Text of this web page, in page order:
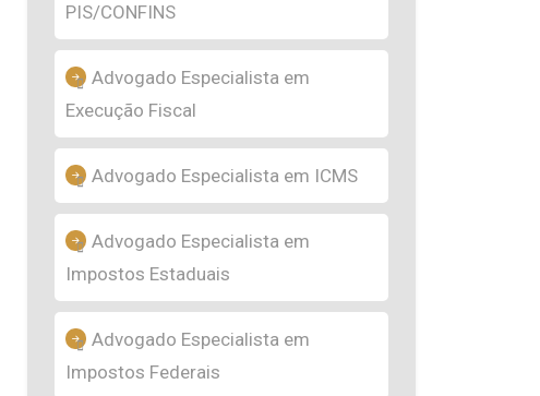
PIS/CONFINS
Advogado Especialista em
Execução Fiscal
Advogado Especialista em ICMS
Advogado Especialista em
Impostos Estaduais
Advogado Especialista em
Impostos Federais